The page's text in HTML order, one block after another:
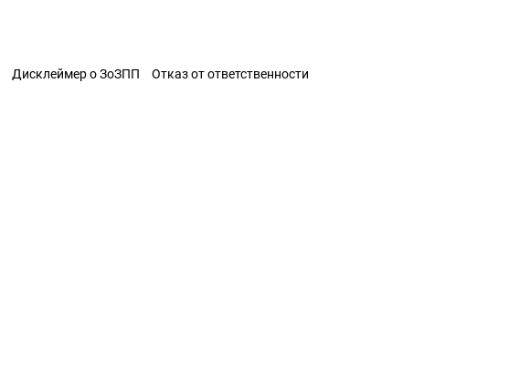
Дисклеймер о ЗоЗПП Отказ от ответственности